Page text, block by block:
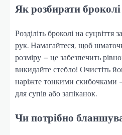
Як розбирати броколі
Розділіть броколі на
рук. Намагайтеся, щоб
розміру – це забезпечить
викидайте стебло! Очистіть
наріжте тонкими скибочками
для супів або запіканок.
Чи потрібно